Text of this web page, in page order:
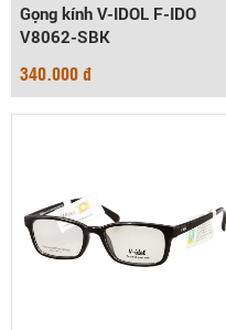
Gọng kính V-IDOL F-IDO
V8062-SBK
340.000 đ